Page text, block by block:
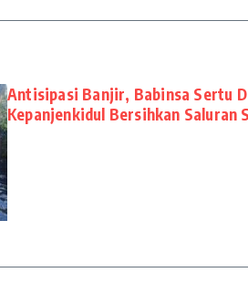
Antisipasi Banjir, Babinsa Sertu
Kepanjenkidul Bersihkan Saluran